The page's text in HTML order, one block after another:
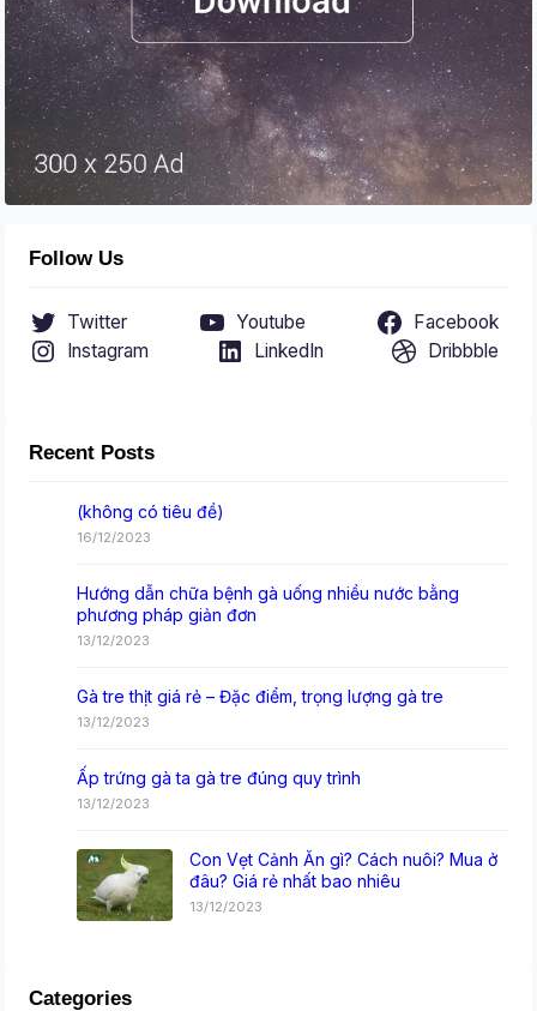
Follow Us
Twitter Youtube
Facebook
Instagram
LinkedIn Dribbble
Recent Posts
(không có tiêu đề)
16/12/2023
Hướng dẫn chữa bệnh gà uống nhiều nước bằng
phương pháp giản đơn
13/12/2023
Gà tre thịt giá rẻ – Đặc điểm, trọng lượng gà tre
13/12/2023
Ấp trứng gà ta gà tre đúng quy trình
13/12/2023
Con Vẹt Cảnh Ăn gì? Cách nuôi? Mua ở
đâu? Giá rẻ nhất bao nhiêu
13/12/2023
Categories